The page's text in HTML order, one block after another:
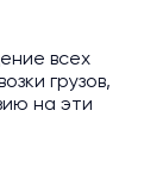
всех
грузов,
на эти